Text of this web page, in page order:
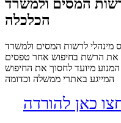
המסים ולמשרד
הכלכלה
מינהלי לרשות המסים ולמשרד
את הרשת בחיפוש אחר טפסים
מיועד לחסוך את החיפוש
המייגע באתרי ממשלה וכדומה
כאן להורדה